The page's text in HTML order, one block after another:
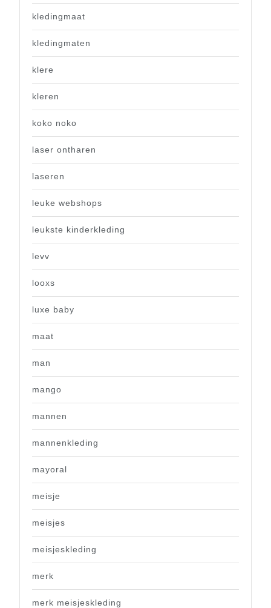
kledingmaat
kledingmaten
klere
kleren
koko noko
laser ontharen
laseren
leuke webshops
leukste kinderkleding
levv
looxs
luxe baby
maat
man
mango
mannen
mannenkleding
mayoral
meisje
meisjes
meisjeskleding
merk
merk meisjeskleding